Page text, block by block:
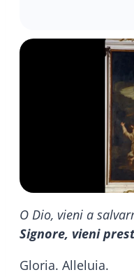
O Dio, vieni a
Signore, vieni
Gloria. Alleluia.